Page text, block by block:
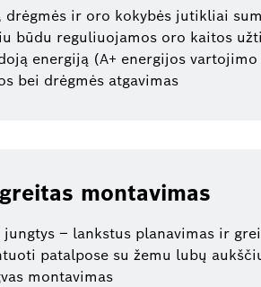
drėgmės ir oro kokybės jutikliai
būdu reguliuojamos oro kaitos
energiją (A+ energijos vartojimo
bei drėgmės atgavimas
montavimas
– lankstus planavimas ir
patalpose su žemu lubų
montavimas